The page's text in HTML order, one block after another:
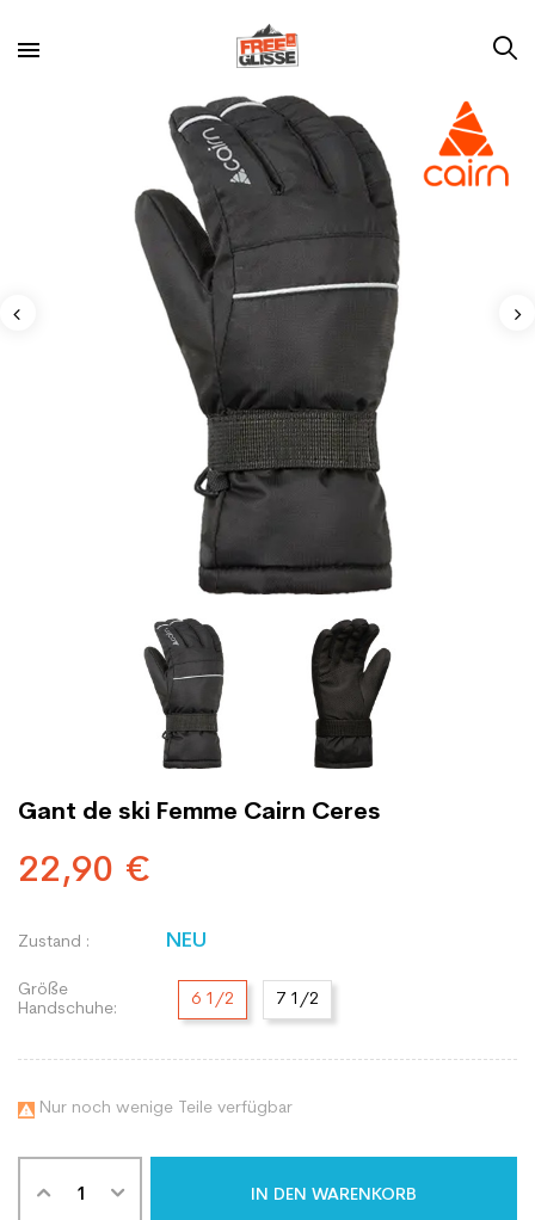
Gant de ski Femme Cairn Ceres
22,90 €
Zustand : NEU
Größe
Handschuhe:
6 1/2 7 1/2
 Nur noch wenige Teile verfügbar
IN DEN WARENKORB